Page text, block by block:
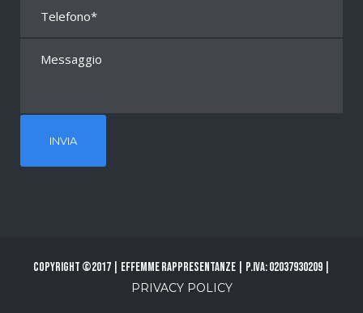
Copyright ©2017 | Effemme Rappresentanze | P.Iva: 02037930209 |
PRIVACY POLICY